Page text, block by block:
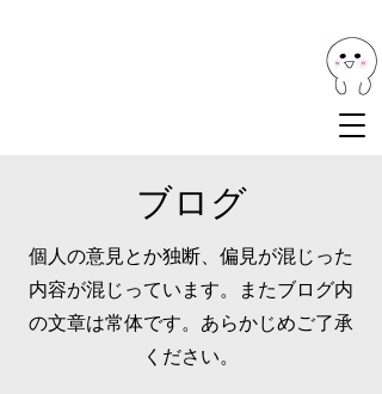
ブログ
個人の意見とか独断、偏見が混じった
内容が混じっています。またブログ内
の文章は常体です。あらかじめご了承
ください。